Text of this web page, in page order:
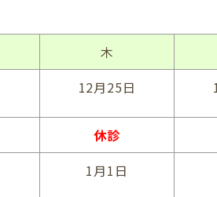
木
12月25日
休診
1月1日